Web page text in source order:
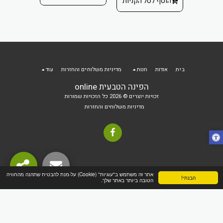
הבנתי!
אתר זה משתמש ב"עוגיות" (Cookie) על-מנת להבטיח שתהנה מהחוויה
הטובה ביותר באתר שלך.
הפינה הטבעית online
זכויות יוצרים © 2026 כל הזכויות שמורות
מדיניות משלוחים והחזרות
בית אודות חנות מדיניות משלוחים והחזרות עוד